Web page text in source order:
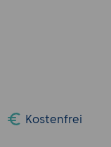
Kostenfrei